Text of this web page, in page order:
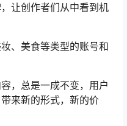
让创作者们从中看到机
、美食等类型的账号和
，总是一成不变，用户
来新的形式，新的价